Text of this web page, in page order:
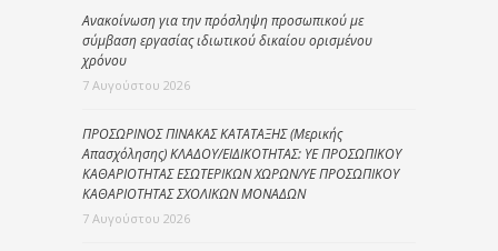
Ανακοίνωση για την πρόσληψη προσωπικού με
σύμβαση εργασίας ιδιωτικού δικαίου ορισμένου
χρόνου
7 Αυγούστου 2026
ΠΡΟΣΩΡΙΝΟΣ ΠΙΝΑΚΑΣ ΚΑΤΑΤΑΞΗΣ (Μερικής
Απασχόλησης) ΚΛΑΔΟΥ/ΕΙΔΙΚΟΤΗΤΑΣ: ΥΕ ΠΡΟΣΩΠΙΚΟΥ
ΚΑΘΑΡΙΟΤΗΤΑΣ ΕΣΩΤΕΡΙΚΩΝ ΧΩΡΩΝ/ΥΕ ΠΡΟΣΩΠΙΚΟΥ
ΚΑΘΑΡΙΟΤΗΤΑΣ ΣΧΟΛΙΚΩΝ ΜΟΝΑΔΩΝ
7 Αυγούστου 2026